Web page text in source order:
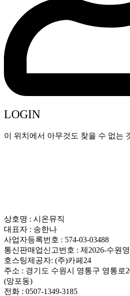
LOGIN
이 위치에서 아무것도 찾을 수 없는
상호명 : 시온뮤직
대표자 : 송한나
사업자등록번호 : 574-03-03488
통신판매업신고번호 : 제2026-수원
호스팅제공자: (주)카페24
주소 : 경기도 수원시 영통구 영통로
(망포동)
전화 : 0507-1349-3185